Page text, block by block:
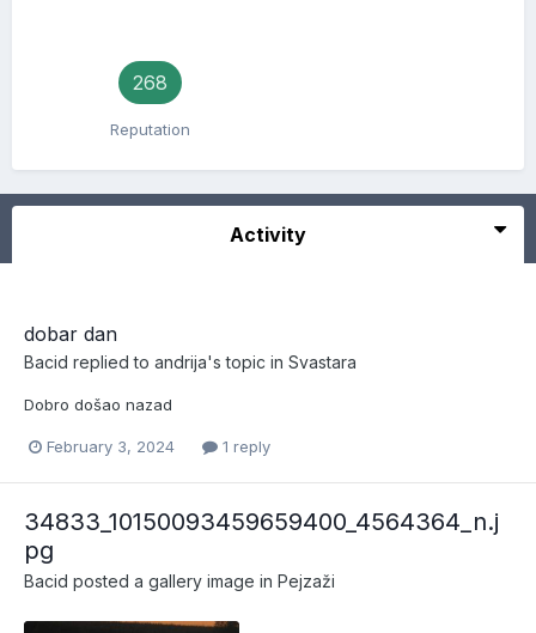
268
Reputation
Activity
dobar dan
Bacid replied to andrija's topic in Svastara
Dobro došao nazad
February 3, 2024 1 reply
34833_10150093459659400_4564364_n.j
pg
Bacid posted a gallery image in Pejzaži